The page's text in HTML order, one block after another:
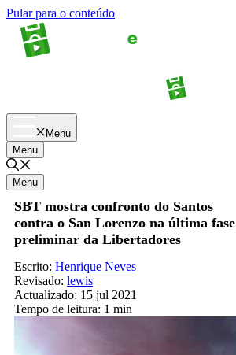
Pular para o conteúdo
Menu
Menu
Menu
SBT mostra confronto do Santos
contra o San Lorenzo na última fase
preliminar da Libertadores
Escrito: Henrique Neves
Revisado: lewis
Actualizado: 15 jul 2021
Tempo de leitura: 1 min